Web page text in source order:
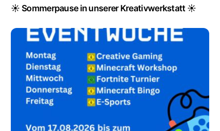
☀️ Sommerpause in unserer Kreativwerkstatt ☀️